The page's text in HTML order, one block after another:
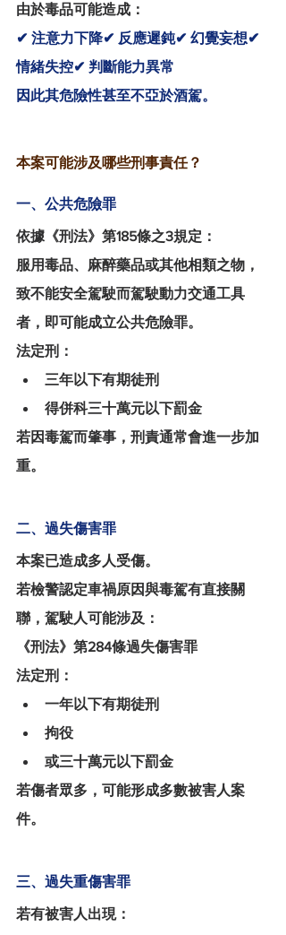
由於毒品可能造成：
✔ 注意力下降✔ 反應遲鈍✔ 幻覺妄想✔
情緒失控✔ 判斷能力異常
因此其危險性甚至不亞於酒駕。
本案可能涉及哪些刑事責任？
一、公共危險罪
依據《刑法》第185條之3規定：
服用毒品、麻醉藥品或其他相類之物，
致不能安全駕駛而駕駛動力交通工具
者，即可能成立公共危險罪。
法定刑：
三年以下有期徒刑
得併科三十萬元以下罰金
若因毒駕而肇事，刑責通常會進一步加
重。
二、過失傷害罪
本案已造成多人受傷。
若檢警認定車禍原因與毒駕有直接關
聯，駕駛人可能涉及：
《刑法》第284條過失傷害罪
法定刑：
一年以下有期徒刑
拘役
或三十萬元以下罰金
若傷者眾多，可能形成多數被害人案
件。
三、過失重傷害罪
若有被害人出現：